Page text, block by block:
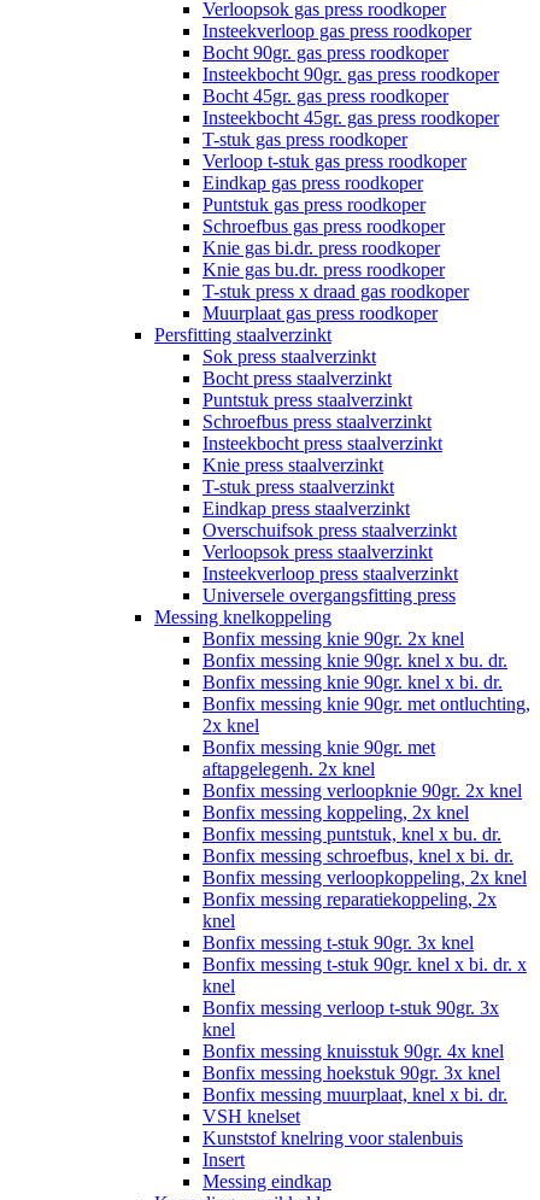
Verloopsok gas press roodkoper
Insteekverloop gas press roodkoper
Bocht 90gr. gas press roodkoper
Insteekbocht 90gr. gas press roodkoper
Bocht 45gr. gas press roodkoper
Insteekbocht 45gr. gas press roodkoper
T-stuk gas press roodkoper
Verloop t-stuk gas press roodkoper
Eindkap gas press roodkoper
Puntstuk gas press roodkoper
Schroefbus gas press roodkoper
Knie gas bi.dr. press roodkoper
Knie gas bu.dr. press roodkoper
T-stuk press x draad gas roodkoper
Muurplaat gas press roodkoper
Persfitting staalverzinkt
Sok press staalverzinkt
Bocht press staalverzinkt
Puntstuk press staalverzinkt
Schroefbus press staalverzinkt
Insteekbocht press staalverzinkt
Knie press staalverzinkt
T-stuk press staalverzinkt
Eindkap press staalverzinkt
Overschuifsok press staalverzinkt
Verloopsok press staalverzinkt
Insteekverloop press staalverzinkt
Universele overgangsfitting press
Messing knelkoppeling
Bonfix messing knie 90gr. 2x knel
Bonfix messing knie 90gr. knel x bu. dr.
Bonfix messing knie 90gr. knel x bi. dr.
Bonfix messing knie 90gr. met ontluchting,
2x knel
Bonfix messing knie 90gr. met
aftapgelegenh. 2x knel
Bonfix messing verloopknie 90gr. 2x knel
Bonfix messing koppeling, 2x knel
Bonfix messing puntstuk, knel x bu. dr.
Bonfix messing schroefbus, knel x bi. dr.
Bonfix messing verloopkoppeling, 2x knel
Bonfix messing reparatiekoppeling, 2x
knel
Bonfix messing t-stuk 90gr. 3x knel
Bonfix messing t-stuk 90gr. knel x bi. dr. x
knel
Bonfix messing verloop t-stuk 90gr. 3x
knel
Bonfix messing knuisstuk 90gr. 4x knel
Bonfix messing hoekstuk 90gr. 3x knel
Bonfix messing muurplaat, knel x bi. dr.
VSH knelset
Kunststof knelring voor stalenbuis
Insert
Messing eindkap